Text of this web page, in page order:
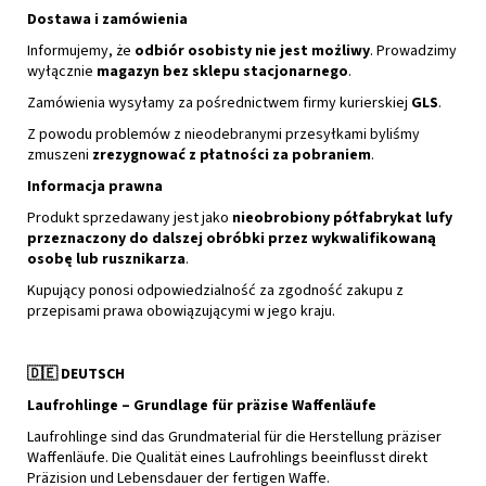
Dostawa i zamówienia
Informujemy, że odbiór osobisty nie jest możliwy. Prowadzimy
wyłącznie magazyn bez sklepu stacjonarnego.
Zamówienia wysyłamy za pośrednictwem firmy kurierskiej GLS.
Z powodu problemów z nieodebranymi przesyłkami byliśmy
zmuszeni zrezygnować z płatności za pobraniem.
Informacja prawna
Produkt sprzedawany jest jako nieobrobiony półfabrykat lufy
przeznaczony do dalszej obróbki przez wykwalifikowaną
osobę lub rusznikarza.
Kupujący ponosi odpowiedzialność za zgodność zakupu z
przepisami prawa obowiązującymi w jego kraju.
🇩🇪DEUTSCH
Laufrohlinge – Grundlage für präzise Waffenläufe
Laufrohlinge sind das Grundmaterial für die Herstellung präziser
Waffenläufe. Die Qualität eines Laufrohlings beeinflusst direkt
Präzision und Lebensdauer der fertigen Waffe.